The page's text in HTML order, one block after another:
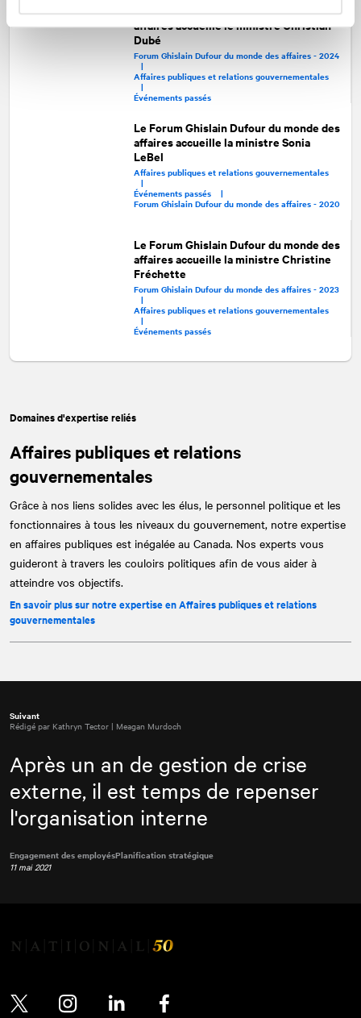
Le Forum Ghislain Dufour du monde des
affaires accueille le ministre Christian
Dubé
Forum Ghislain Dufour du monde des affaires - 2024
|
Affaires publiques et relations gouvernementales
|
Événements passés
Le Forum Ghislain Dufour du monde des
affaires accueille la ministre Sonia
LeBel
Affaires publiques et relations gouvernementales
|
Événements passés |
Forum Ghislain Dufour du monde des affaires - 2020
Le Forum Ghislain Dufour du monde des
affaires accueille la ministre Christine
Fréchette
Forum Ghislain Dufour du monde des affaires - 2023
|
Affaires publiques et relations gouvernementales
|
Événements passés
Domaines d'expertise reliés
Affaires publiques et relations
gouvernementales
Grâce à nos liens solides avec les élus, le personnel politique et les
fonctionnaires à tous les niveaux du gouvernement, notre expertise
en affaires publiques est inégalée au Canada. Nos experts vous
guideront à travers les couloirs politiques afin de vous aider à
atteindre vos objectifs.
En savoir plus sur notre expertise en Affaires publiques et relations
gouvernementales
Suivant
Rédigé par Kathryn Tector | Meagan Murdoch
Après un an de gestion de crise
externe, il est temps de repenser
l'organisation interne
Engagement des employésPlanification stratégique
11 mai 2021